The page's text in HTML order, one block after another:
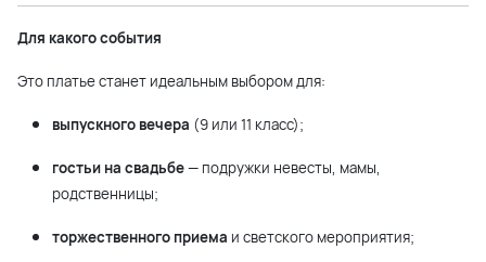
Для какого события
Это платье станет идеальным выбором для:
выпускного вечера (9 или 11 класс);
гостьи на свадьбе— подружки невесты, мамы,
родственницы;
торжественного приема и светского мероприятия;